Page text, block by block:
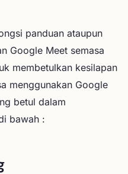
Slaid dan Video
Google Meet?
Dot Com
panduan ataupun
Google Meet semasa
membetulkan kesilapan
menggunakan Google
betul dalam
bawah :